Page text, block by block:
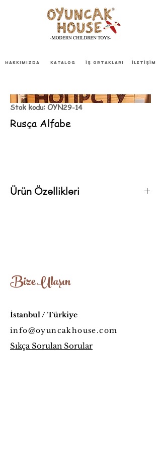
HAKKIMIZDA KATALOG İLETİŞİM
İŞ ORTAKLARI
Stok kodu: OYN29-14
Rusça Alfabe
Ürün Özellikleri
Bize Ulaşın
İstanbul / Türkiye
info@oyuncakhouse.com
Sıkça Sorulan Sorular